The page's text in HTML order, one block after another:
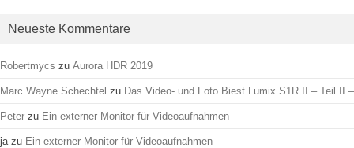
Neueste Kommentare
Robertmycs zu Aurora HDR 2019
Marc Wayne Schechtel zu Das Video- und Foto Biest Lumix S1R II – Teil II –
Peter zu Ein externer Monitor für Videoaufnahmen
ja zu Ein externer Monitor für Videoaufnahmen